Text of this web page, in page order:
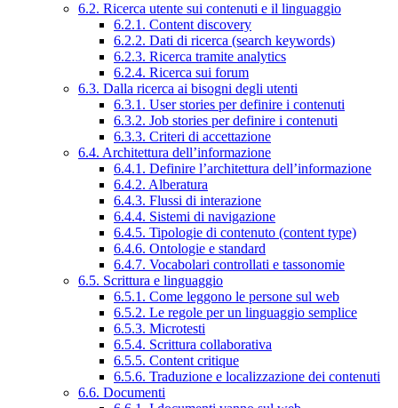
6.2. Ricerca utente sui contenuti e il linguaggio
6.2.1. Content discovery
6.2.2. Dati di ricerca (search keywords)
6.2.3. Ricerca tramite analytics
6.2.4. Ricerca sui forum
6.3. Dalla ricerca ai bisogni degli utenti
6.3.1. User stories per definire i contenuti
6.3.2. Job stories per definire i contenuti
6.3.3. Criteri di accettazione
6.4. Architettura dell’informazione
6.4.1. Definire l’architettura dell’informazione
6.4.2. Alberatura
6.4.3. Flussi di interazione
6.4.4. Sistemi di navigazione
6.4.5. Tipologie di contenuto (content type)
6.4.6. Ontologie e standard
6.4.7. Vocabolari controllati e tassonomie
6.5. Scrittura e linguaggio
6.5.1. Come leggono le persone sul web
6.5.2. Le regole per un linguaggio semplice
6.5.3. Microtesti
6.5.4. Scrittura collaborativa
6.5.5. Content critique
6.5.6. Traduzione e localizzazione dei contenuti
6.6. Documenti